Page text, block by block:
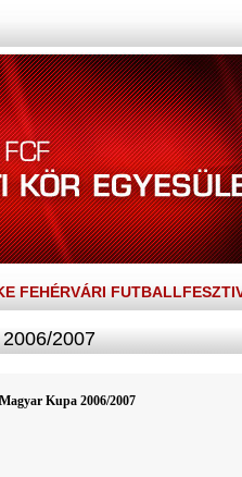
FEHÉRVÁRI
2006/2007
Magyar Kupa 2006/2007